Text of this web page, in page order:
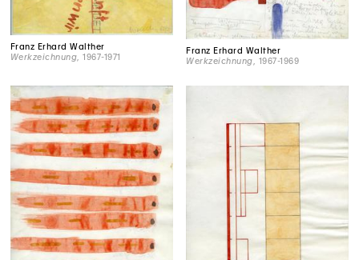
Franz Erhard Walther
Werkzeichnung , 1967-1971
Franz Erhard Walther
Werkzeichnung , 1967-1969